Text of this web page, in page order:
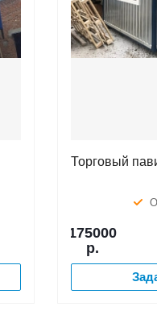
Торговый
175000
р.